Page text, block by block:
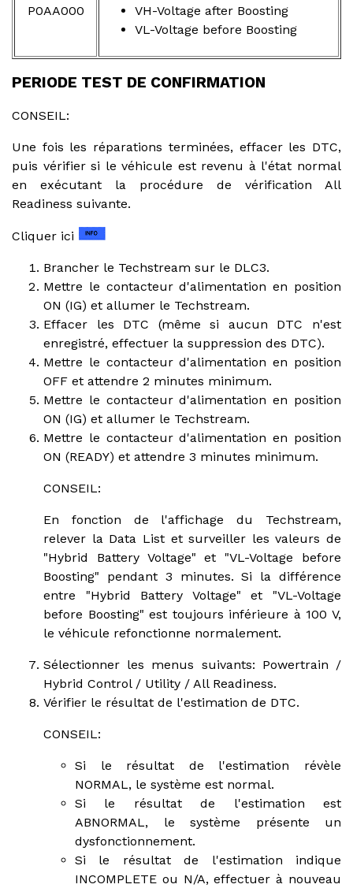
P0AA000
VH-Voltage after Boosting
VL-Voltage before Boosting
PERIODE TEST DE CONFIRMATION
CONSEIL:
Une fois les réparations terminées, effacer les DTC,
puis vérifier si le véhicule est revenu à l'état normal
en exécutant la procédure de vérification All
Readiness suivante.
Cliquer ici
Brancher le Techstream sur le DLC3.
Mettre le contacteur d'alimentation en position
ON (IG) et allumer le Techstream.
Effacer les DTC (même si aucun DTC n'est
enregistré, effectuer la suppression des DTC).
Mettre le contacteur d'alimentation en position
OFF et attendre 2 minutes minimum.
Mettre le contacteur d'alimentation en position
ON (IG) et allumer le Techstream.
Mettre le contacteur d'alimentation en position
ON (READY) et attendre 3 minutes minimum.
CONSEIL:
En fonction de l'affichage du Techstream,
relever la Data List et surveiller les valeurs de
"Hybrid Battery Voltage" et "VL-Voltage before
Boosting" pendant 3 minutes. Si la différence
entre "Hybrid Battery Voltage" et "VL-Voltage
before Boosting" est toujours inférieure à 100 V,
le véhicule refonctionne normalement.
Sélectionner les menus suivants: Powertrain /
Hybrid Control / Utility / All Readiness.
Vérifier le résultat de l'estimation de DTC.
CONSEIL:
Si le résultat de l'estimation révèle
NORMAL, le système est normal.
Si le résultat de l'estimation est
ABNORMAL, le système présente un
dysfonctionnement.
Si le résultat de l'estimation indique
INCOMPLETE ou N/A, effectuer à nouveau